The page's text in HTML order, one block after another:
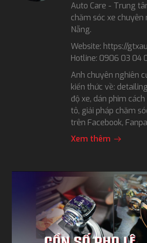
Auto Care - Trung
chăm sóc xe chuyên
Nẵng.
Website: https://
Hotline: 0906 03 04
Anh chuyên nghiên
kiến thức về:
độ xe, dán phim
tô, giải pháp chăm
trên Facebook,
Xem thêm